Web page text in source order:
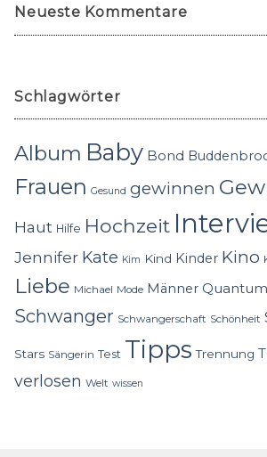
Neueste Kommentare
Schlagwörter
Album Baby Bond
Frauen Gesund gewinnen
Haut Hilfe Hochzeit
Jennifer Kate Kim Kind Kinder Kino
Liebe Michael Mode Männer Quantum
Schwanger Schwangerschaft Schönheit
Stars Sängerin Test Tipps Trennung
verlosen Welt wissen